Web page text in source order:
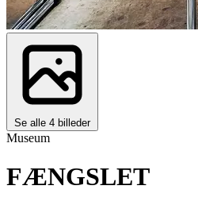
Se alle 4 billeder
Museum
FÆNGSLET